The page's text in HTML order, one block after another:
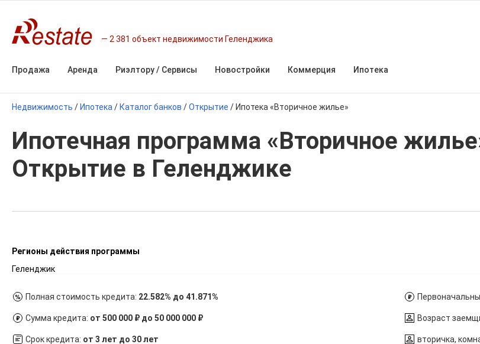
2 381 объект недвижимости Геленджика
Продажа Аренда Риэлтору / Сервисы Новостройки Коммерция Ипотека
Недвижимость / Ипотека / Каталог банков /Открытие / Ипотека «Вторичное жилье»
Ипотечная программа «Вторичное
Открытие в Геленджике
Регионы действия программы
Геленджик
Полная стоимость кредита: 22.582% до 41.871%
Сумма кредита: от 500 000 ₽ до 50 000 000 ₽
Срок кредита: от 3 лет до 30 лет
Возраст
вторичка,